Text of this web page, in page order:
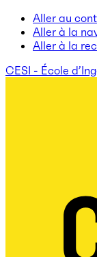
Aller au
Aller à la
Aller à la
CESI - École